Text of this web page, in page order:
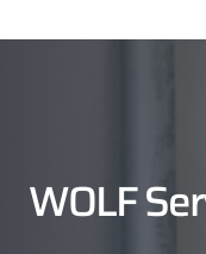
WOLF